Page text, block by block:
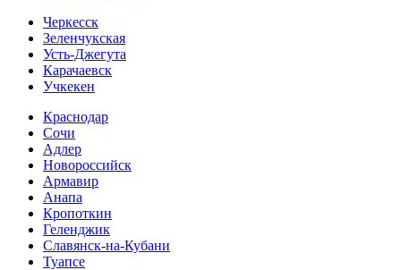
Черкесск
Зеленчукская
Усть-Джегута
Карачаевск
Учкекен
Краснодар
Сочи
Адлер
Новороссийск
Армавир
Анапа
Кропоткин
Геленджик
Славянск-на-Кубани
Туапсе